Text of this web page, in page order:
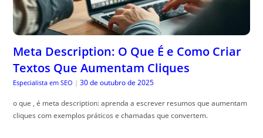
Meta Description: O Que É e Como Criar
Textos Que Aumentam Cliques
Especialista em SEO | 30 de outubro de 2025
o que , é meta description: aprenda a escrever resumos que aumentam
cliques com exemplos práticos e chamadas que convertem.